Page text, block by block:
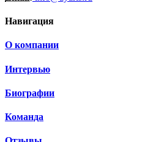
Навигация
О компании
Интервью
Биографии
Команда